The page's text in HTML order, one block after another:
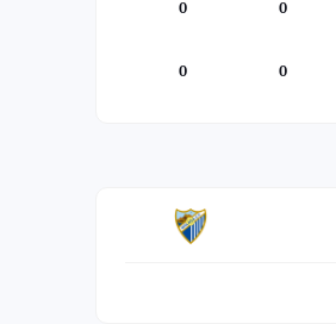
0
0
0
0